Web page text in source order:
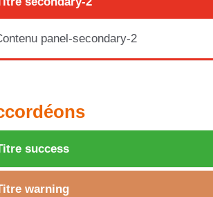
panel-secondary-2
success
warning